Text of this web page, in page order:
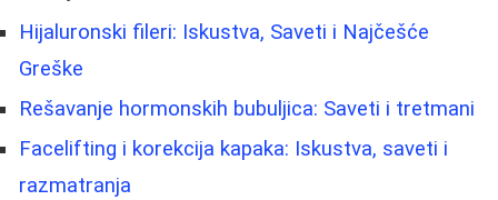
Hijaluronski fileri: Iskustva, Saveti i Najčešće
Greške
Rešavanje hormonskih bubuljica: Saveti i tretmani
Facelifting i korekcija kapaka: Iskustva, saveti i
razmatranja